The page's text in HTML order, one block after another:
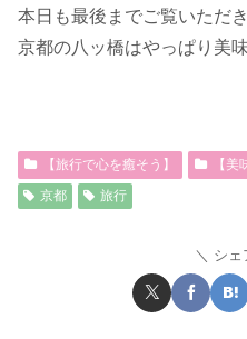
本日も最後までご覧いただ
京都の八ッ橋はやっぱり美味
【旅行で心を癒そう】 【美
京都
旅行
シェ